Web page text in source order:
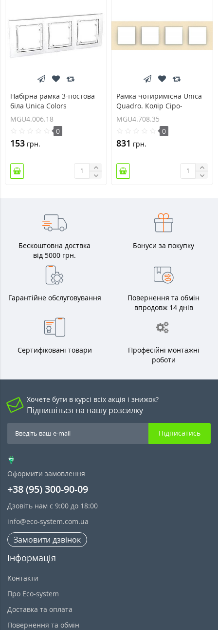
Набірна рамка 3-постова
біла Unica Colors
MGU4.006.18
MGU4.006.18
0
153 грн.
Рамка чотиримісна Unica
Quadro. Колір Сіро-
перловий MGU4.708.35
MGU4.708.35
0
831 грн.
Бескоштовна доствка
від 5000 грн.
Бонуси за покупку
Гарантійне обслуговування
Повернення та обмін
впродовж 14 днів
Сертифіковані товари
Професійні монтажні
роботи
Хочете бути в курсі всіх акція і знижок?
Підпишіться на нашу розсилку
Підписатись
Оформити замовлення
+38 (95) 300-90-09
Дзовіть нам с 9:00 до 18:00
info@eco-system.com.ua
Замовити дзвінок
Інформація
Контакти
Про Eco-system
Доставка та оплата
Повернення та обмін